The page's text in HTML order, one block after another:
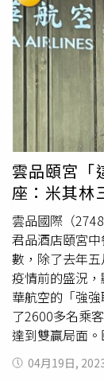
750點，總回饋
至6月12日
優惠票價，
31日前出發)最
萬哩遊會員購
票價機位有限
桃園-沖繩
遊瘋玩樂園桃
遺產桃園-澳門
桃園-河內
州NT$6,984元
園-首爾
NT$11,423元起
園-米蘭
NT$26,190元
24,735元起(未
NT$30,648元
稅)。虎航促銷
間23:59止，可
日，推出單程
潢今天與雲品
「高空三星私
廳、台灣第一
推到歐洲、美
要先上網預選
根據華航目前
客，並未提供
華航會預備較
需求開放。多
為華航與頤宮
璇攝）根據華航
19.39％、年增
旺，東南亞全線
點宿霧、清邁
另，獨家羅馬
55.9億元，月
效應，整體貨
訂單需求尚未
餐創新部分，
艙 /商務艙推出
雲品頤宮
座：米其林
雲品國際（
君品酒店頤宮
數，除了去年
疫情前的盛況
華航空的「強
了2600多名乘
達到雙贏局面
「高空三星私房
頭鴨絲米粉」
04月19日,